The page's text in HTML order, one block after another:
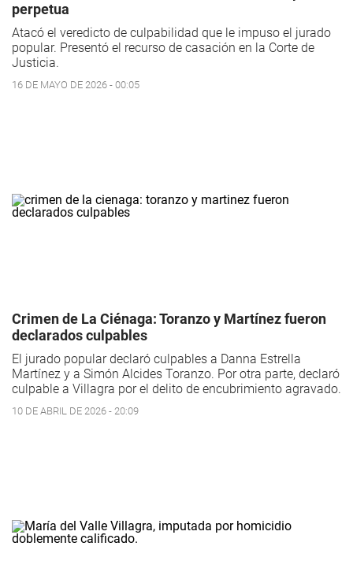
perpetua
Atacó el veredicto de culpabilidad que le impuso el jurado
popular. Presentó el recurso de casación en la Corte de
Justicia.
16 DE MAYO DE 2026 - 00:05
Crimen de La Ciénaga: Toranzo y Martínez fueron
declarados culpables
El jurado popular declaró culpables a Danna Estrella
Martínez y a Simón Alcides Toranzo. Por otra parte, declaró
culpable a Villagra por el delito de encubrimiento agravado.
10 DE ABRIL DE 2026 - 20:09